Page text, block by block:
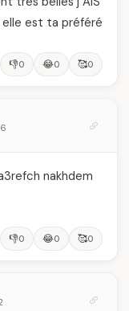
elle est ta préféré
👎0 😂0 🥰0
nakhdem
👎0 😂0 🥰0